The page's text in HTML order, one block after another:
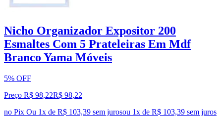
Nicho Organizador Expositor 200
Esmaltes Com 5 Prateleiras Em Mdf
Branco Yama Móveis
5% OFF
Preço R$ 98,22R$ 98,22
no Pix Ou 1x de R$ 103,39 sem jurosou 1x de R$ 103,39 sem juros